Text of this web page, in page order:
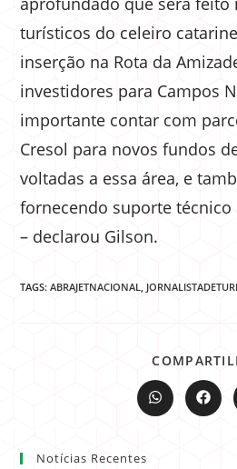
turísticos do celeiro
inserção na Rota da
investidores para Campos
importante contar com
Cresol para novos fundos
voltadas a essa área, e
fornecendo suporte
– declarou Gilson.
TAGS:ABRAJETNACIONAL,
Notícias Recentes